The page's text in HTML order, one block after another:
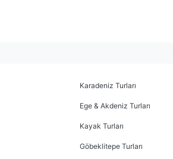
Karadeniz Turları
Ege & Akdeniz Turları
Kayak Turları
Göbeklitepe Turları